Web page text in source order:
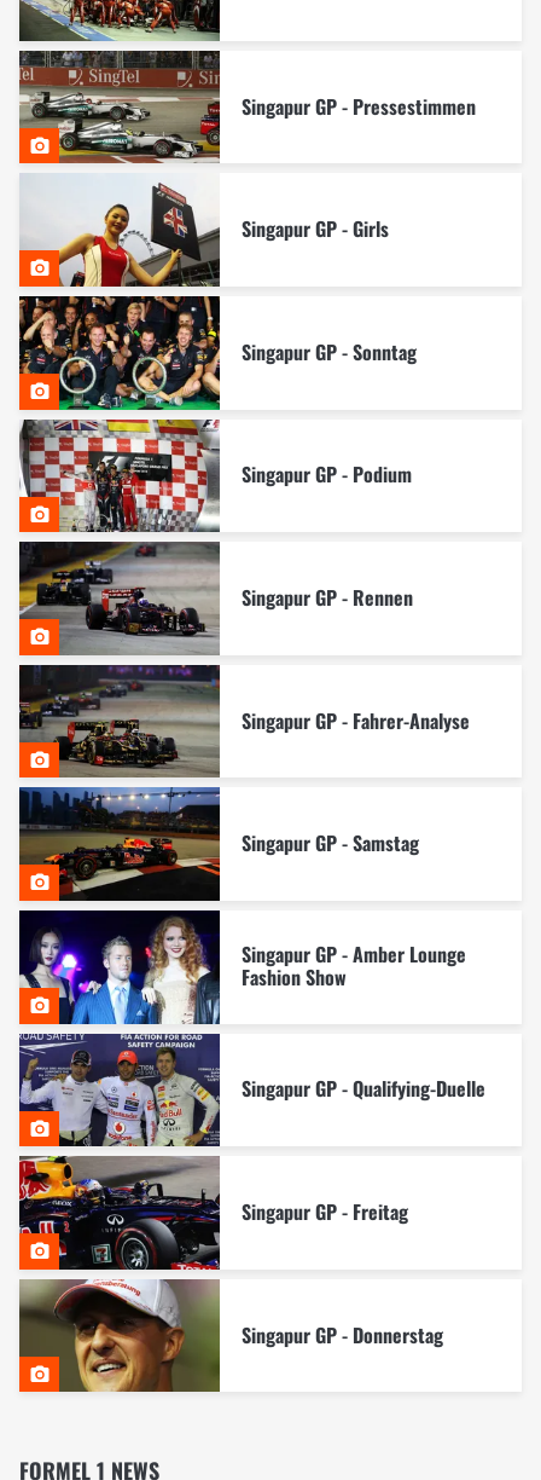
Singapur GP - Pressestimmen
Singapur GP - Girls
Singapur GP - Sonntag
Singapur GP - Podium
Singapur GP - Rennen
Singapur GP - Fahrer-Analyse
Singapur GP - Samstag
Singapur GP - Amber Lounge
Fashion Show
Singapur GP - Qualifying-Duelle
Singapur GP - Freitag
Singapur GP - Donnerstag
FORMEL 1 NEWS